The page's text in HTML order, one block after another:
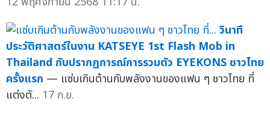
วินาที
ประวัติศาสตร์ในงาน KATSEYE 1st Flash Mob in
Thailand กับปรากฏการณ์การรวมตัว EYEKONS ชาวไทย
ครั้งแรก — แซ่บเกินต้านกับพลังงานของแฟน ๆ ชาวไทย ที่
แต่งตั... 17 ก.ย.